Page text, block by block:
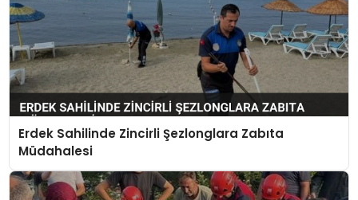
Erdek Sahilinde Zincirli Şezlonglara Zabıta
Müdahalesi